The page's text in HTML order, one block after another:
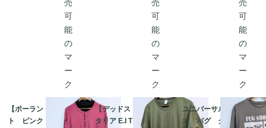
【ポーランド製】ニッ
ト ピンク アクリ
【デッドストック】イ
タリア E.I Tシャツ オリ
ユニバーサルスタジ
オ パグ グレー